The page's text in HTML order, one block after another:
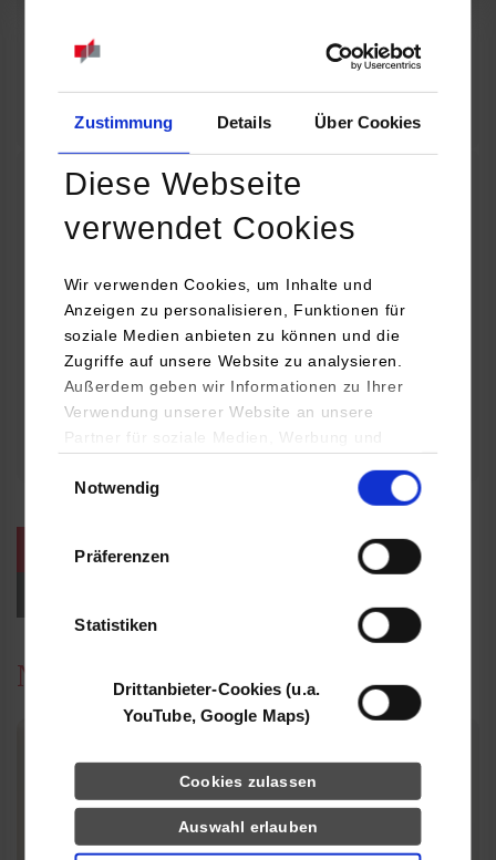
Zustimmung Details Über Cookies
Diese Webseite
verwendet Cookies
Wir verwenden Cookies, um Inhalte und
Anzeigen zu personalisieren, Funktionen für
soziale Medien anbieten zu können und die
Zugriffe auf unsere Website zu analysieren.
Außerdem geben wir Informationen zu Ihrer
Verwendung unserer Website an unsere
Partner für soziale Medien, Werbung und
YouTube, Google Maps) führen diese
Daten zusammen, die Sie ihnen bereitgestellt
haben oder die sie im Rahmen Ihrer Nutzung
Notwendig
Präferenzen
Statistiken
Drittanbieter-Cookies (u.a.
YouTube, Google Maps)
Cookies zulassen
Auswahl erlauben
Online INDIS-Infoveranstaltung für Studierende
Zum Event
Technologietag: Clean Urban Transportation –
nachhaltige Mobilität im (sub)urbanen Umfeld
16.09.2026 - 17.09.2026
Im Mittelpunkt stehen elektrische Antriebe, moderne
Batterietechnologien und innovative Fahrzeugkonzepte für
nachhaltige Mobilität in Stadt und…
weitere Veranstaltungen / Termine
News